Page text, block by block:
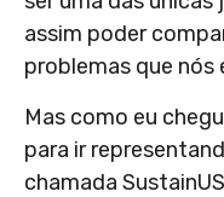
assim poder
problemas que
Mas como eu
para ir
chamada